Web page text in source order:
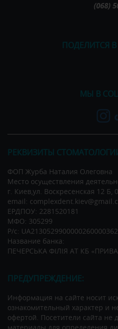
(068)
ПОДЕЛИТСЯ
МЫ В
РЕКВИЗИТЫ
ФОП Журба Наталия Олеговна
Место осуществления
г. Киев,ул. Воскресенская 12 Б,
email:
ЕРДПОУ: 2281520181
МФО: 305299
Р/c:
Название банка:
ПЕЧЕРСЬКА ФІЛІЯ АТ КБ
ПРЕДУПРЕЖДЕНИЕ:
Информация на сайте носит
ознакомительный характер и
офертой. Посетители сайта не